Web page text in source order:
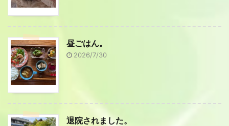
昼ごはん。
2026/7/30
退院されました。